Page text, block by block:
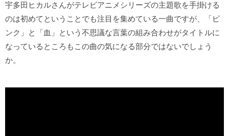
宇多田ヒカルさんがテレビアニメシリーズの主題歌を手掛ける
のは初めてということでも注目を集めている一曲ですが、「ピ
ンク」と「血」という不思議な言葉の組み合わせがタイトルに
なっているところもこの曲の気になる部分ではないでしょう
か。